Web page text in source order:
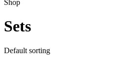
Shop
Sets
Default sorting